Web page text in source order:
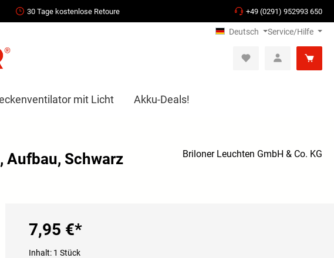
30 Tage kostenlose Retoure +49 (0291) 952993 650
Deutsch Service/Hilfe
mit Licht Akku-Deals!
Aufbau, Schwarz Briloner Leuchten GmbH & Co. KG
7,95 €*
Inhalt: 1 Stück